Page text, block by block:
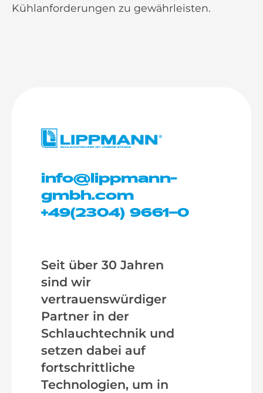
Kühlanforderungen zu gewährleisten.
info@lippmann-
gmbh.com
+49(2304) 9661–0
Seit über 30 Jahren
sind wir
vertrauenswürdiger
Partner in der
Schlauchtechnik und
setzen dabei auf
fortschrittliche
Technologien, um in